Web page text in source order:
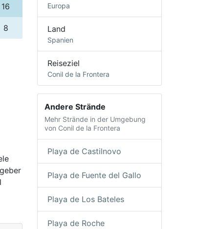
16
8
Europa
Land
Spanien
Reiseziel
Conil de la Frontera
Andere Strände
Mehr Strände in der Umgebung
von Conil de la Frontera
Playa de Castilnovo
Playa de Fuente del Gallo
Playa de Los Bateles
Playa de Roche